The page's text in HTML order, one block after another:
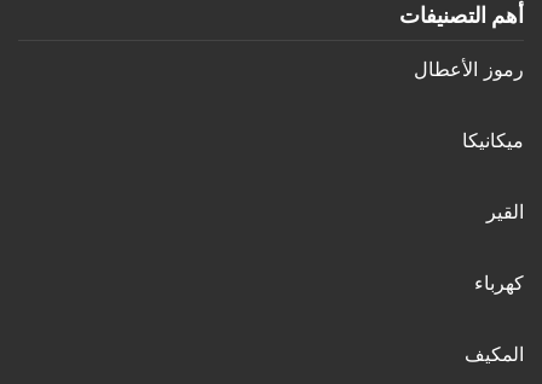
أهم التصنيفات
رموز الأعطال
ميكانيكا
القير
كهرباء
المكيف